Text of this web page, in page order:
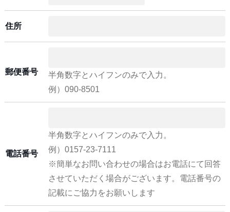
住所
郵便番号
半角数字とハイフンのみで入力。
例）090-8501
電話番号
半角数字とハイフンのみで入力。
例）0157-23-7111
※簡単なお問い合わせの場合はお電話にて回答
させていただく場合がございます。電話番号の
記載にご協力をお願いします